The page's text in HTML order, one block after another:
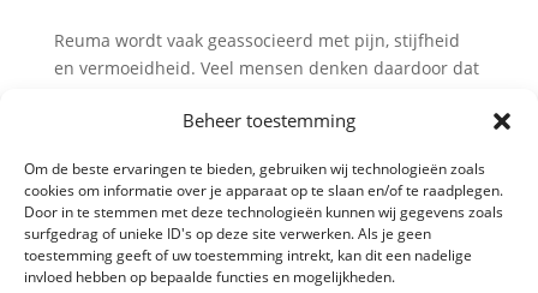
Beheer toestemming
Om de beste ervaringen te bieden, gebruiken wij technologieën zoals
cookies om informatie over je apparaat op te slaan en/of te raadplegen.
Door in te stemmen met deze technologieën kunnen wij gegevens zoals
surfgedrag of unieke ID's op deze site verwerken. Als je geen
toestemming geeft of uw toestemming intrekt, kan dit een nadelige
invloed hebben op bepaalde functies en mogelijkheden.
Reuma wordt vaak geassocieerd met pijn, stijfheid
en vermoeidheid. Veel mensen denken daardoor dat
meer onderzoek dat krachttraining een belangrijke
vergroten van...
Privacy verklaring-Algemene voorwaarden